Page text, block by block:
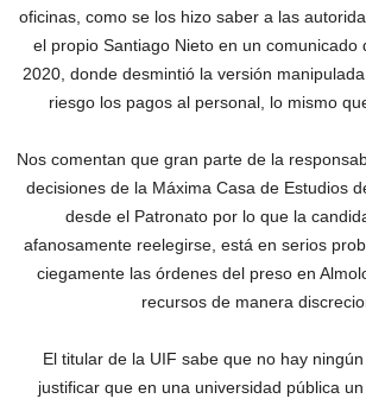
oficinas, como se los hizo saber a las
el propio Santiago Nieto en un comunicado
2020, donde desmintió la versión
riesgo los pagos al personal, lo mismo
Nos comentan que gran parte de la
decisiones de la Máxima Casa de Estudios
desde el Patronato por lo que la
afanosamente reelegirse, está en serios
ciegamente las órdenes del preso en
recursos de manera
El titular de la UIF sabe que no hay
justificar que en una universidad pública